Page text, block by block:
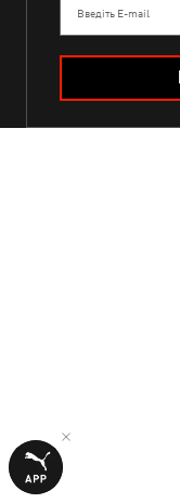
Введіть E-mail